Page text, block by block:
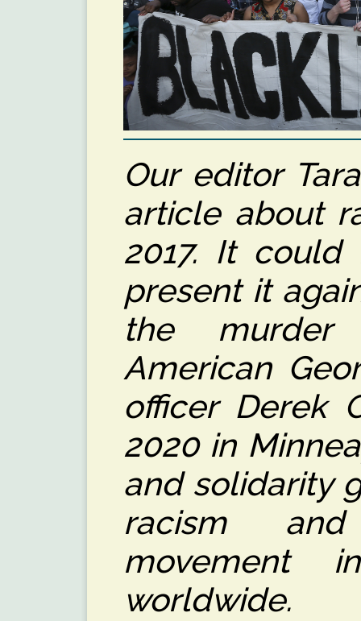
Our editor
article about
2017. It
present it
the
American
officer Derek
2020 in
and solidarity
racism
movement
worldwide.